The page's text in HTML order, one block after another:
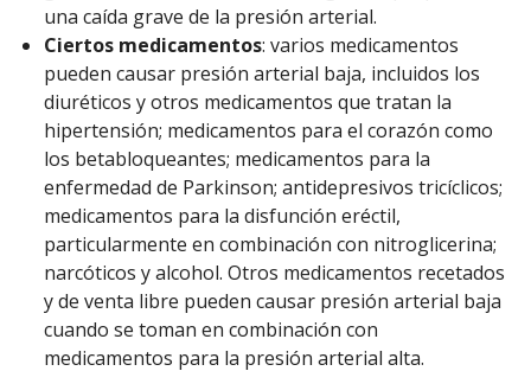
una caída grave de la presión arterial.
Ciertos medicamentos: varios medicamentos
pueden causar presión arterial baja, incluidos los
diuréticos y otros medicamentos que tratan la
hipertensión; medicamentos para el corazón como
los betabloqueantes; medicamentos para la
enfermedad de Parkinson; antidepresivos tricíclicos;
medicamentos para la disfunción eréctil,
particularmente en combinación con nitroglicerina;
narcóticos y alcohol. Otros medicamentos recetados
y de venta libre pueden causar presión arterial baja
cuando se toman en combinación con
medicamentos para la presión arterial alta.